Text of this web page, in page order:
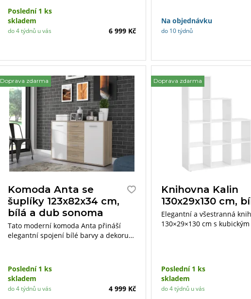
o rozměrech 144 × 200 × 53 cm (šířka x
výška x hloubka) poskytuje dostatek
úložného prostoru a zároveň působí
čistým a elegantním dojmem, který
Poslední 1 ks
skladem
do 4 týdnů u vás 6 999 Kč
dostatečným rozměrům
tento stůl dostatek místa
pracovní potřeby, ať už se
Na objednávku
do 10 týdnů
Doprava zdarma
Komoda Anta se
šuplíky 123x82x34 cm,
bílá a dub sonoma
Tato moderní komoda Anta přináší
elegantní spojení bílé barvy a dekoru
designu se hodí jak do ložnic, tak
i obývacích pokojů či předsíní. Komoda
nabízí čtyři prostorné šuplíky, které
vám poskytnou dostatek místa pro
Poslední 1 ks
skladem
do 4 týdnů u vás 4 999 Kč
Doprava zdarma
Knihovna Kalin
130x29x130 cm,
Elegantní a všestranná
130×29×130 cm s
Poslední 1 ks
skladem
do 4 týdnů u vás